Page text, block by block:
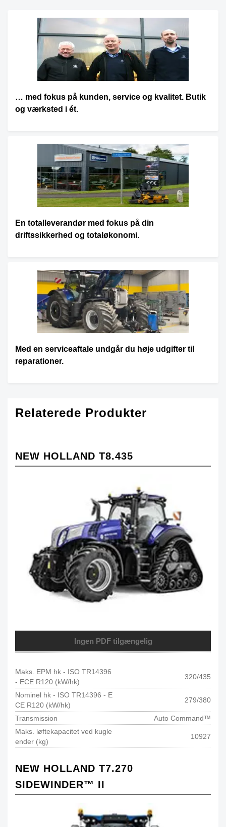
… med fokus på kunden, service og kvalitet. Butik
og værksted i ét.
En totalleverandør med fokus på din
driftssikkerhed og totaløkonomi.
Med en serviceaftale undgår du høje udgifter til
reparationer.
Relaterede Produkter
NEW HOLLAND T8.435
Ingen PDF tilgængelig
Maks. EPM hk - ISO TR14396
- ECE R120 (kW/hk)
320/435
Nominel hk - ISO TR14396 - E
CE R120 (kW/hk)
279/380
Transmission
Auto Command™
Maks. løftekapacitet ved kugle
ender (kg)
10927
NEW HOLLAND T7.270
SIDEWINDER™ II